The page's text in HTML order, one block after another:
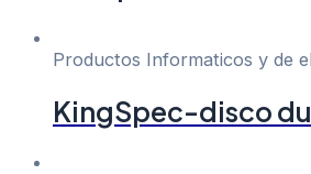
Productos Informaticos y de
KingSpec-disco